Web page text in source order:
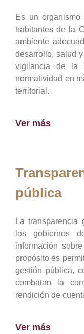
Es un
habitantes de la
ambiente
desarrollo, salud
vigilancia de la
normatividad en
territorial.
Ver más
pública
La transparencia
los gobiernos
información
propósito es
gestión pública,
combatan la
rendición de
Ver más